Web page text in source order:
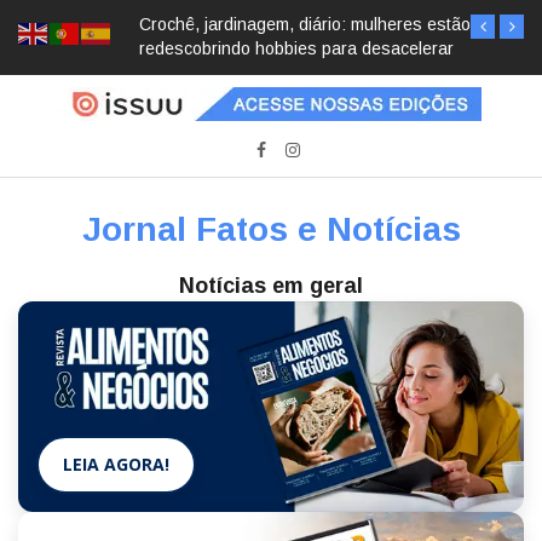
Crochê, jardinagem, diário: mulheres estão
redescobrindo hobbies para desacelerar
Jornal Fatos e Notícias
Notícias em geral
LEIA AGORA!